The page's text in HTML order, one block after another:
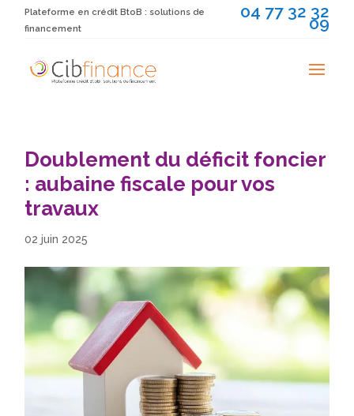
Plateforme en crédit BtoB : solutions de
financement
04 77 32 32
09
Doublement du déficit foncier
: aubaine fiscale pour vos
travaux
02 juin 2025